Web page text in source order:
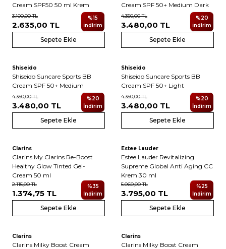
Cream SPF50 50 ml Krem
3.100,00TL
2.635,00 TL
%15
İndirim
Sepete Ekle
Cream SPF 50+ Medium Dark
4.350,00TL
3.480,00 TL
%20
İndirim
Sepete Ekle
Shiseido
Shiseido Suncare Sports BB
Cream SPF 50+ Medium
4.350,00TL
3.480,00 TL
%20
İndirim
Sepete Ekle
Shiseido
Shiseido Suncare Sports BB
Cream SPF 50+ Light
4.350,00TL
3.480,00 TL
%20
İndirim
Sepete Ekle
Clarins
Clarins My Clarins Re-Boost
Healthy Glow Tinted Gel-
Cream 50 ml
2.115,00TL
1.374,75 TL
%35
İndirim
Sepete Ekle
Estee Lauder
Estee Lauder Revitalizing
Supreme Global Anti Aging CC
Krem 30 ml
5.060,00TL
3.795,00 TL
%25
İndirim
Sepete Ekle
4
Clarins
Clarins Milky Boost Cream
4
Clarins
Clarins Milky Boost Cream